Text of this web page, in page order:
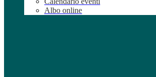
Albo online